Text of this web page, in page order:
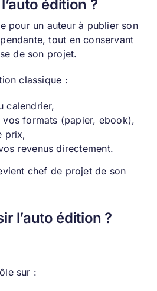
édition ?
pour un auteur à publier son
tout en conservant
de son projet.
classique :
calendrier,
vos formats (papier, ebook),
prix,
revenus directement.
chef de projet de son
l’auto édition ?
sur :